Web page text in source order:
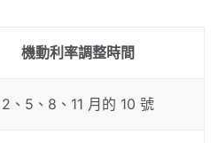
機動利率調整時間
2、5、8、11 月的 10 號